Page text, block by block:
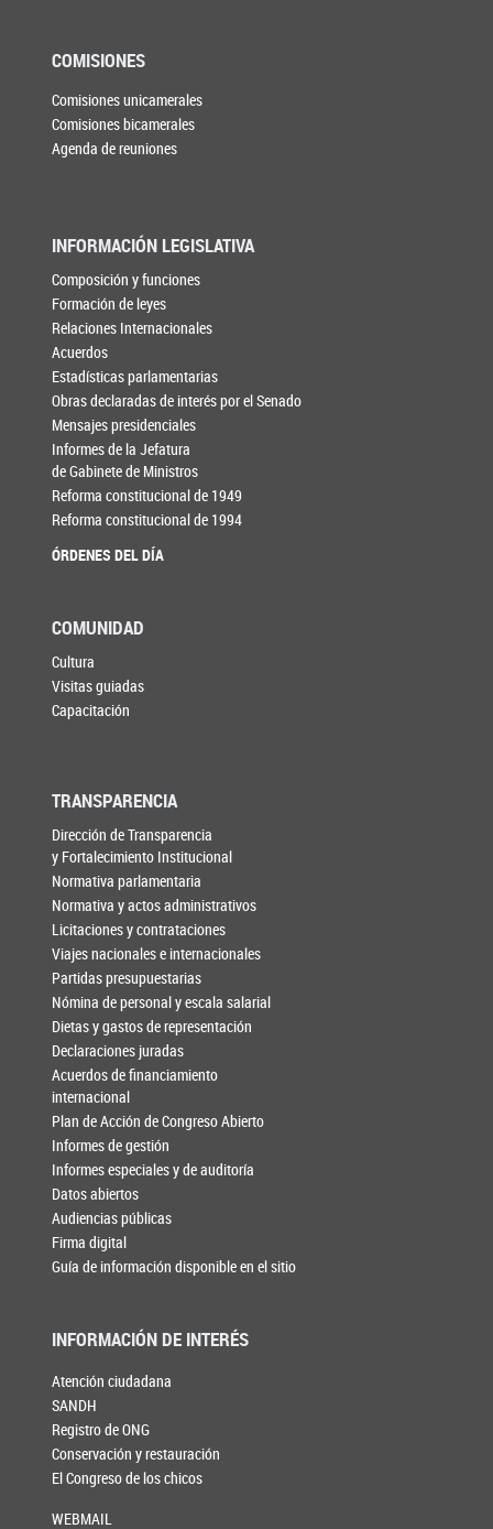
COMISIONES
Comisiones unicamerales
Comisiones bicamerales
Agenda de reuniones
INFORMACIÓN LEGISLATIVA
Composición y funciones
Formación de leyes
Relaciones Internacionales
Acuerdos
Estadísticas parlamentarias
Obras declaradas de interés por el Senado
Mensajes presidenciales
Informes de la Jefatura
de Gabinete de Ministros
Reforma constitucional de 1949
Reforma constitucional de 1994
ÓRDENES DEL DÍA
COMUNIDAD
Cultura
Visitas guiadas
Capacitación
TRANSPARENCIA
Dirección de Transparencia
y Fortalecimiento Institucional
Normativa parlamentaria
Normativa y actos administrativos
Licitaciones y contrataciones
Viajes nacionales e internacionales
Partidas presupuestarias
Nómina de personal y escala salarial
Dietas y gastos de representación
Declaraciones juradas
Acuerdos de financiamiento
internacional
Plan de Acción de Congreso Abierto
Informes de gestión
Informes especiales y de auditoría
Datos abiertos
Audiencias públicas
Firma digital
Guía de información disponible en el sitio
INFORMACIÓN DE INTERÉS
Atención ciudadana
SANDH
Registro de ONG
Conservación y restauración
El Congreso de los chicos
WEBMAIL